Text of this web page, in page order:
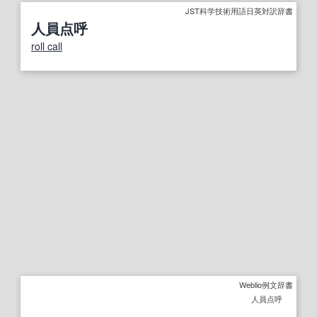
JST科学技術用語日英対訳辞書
人員点呼
roll call
Weblio例文辞書
人員点呼